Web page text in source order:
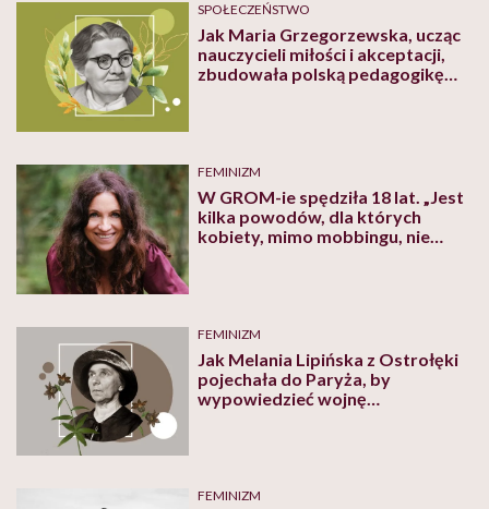
SPOŁECZEŃSTWO
Jak Maria Grzegorzewska, ucząc
nauczycieli miłości i akceptacji,
zbudowała polską pedagogikę
FEMINIZM
W GROM-ie spędziła 18 lat. „Jest
kilka powodów, dla których
kobiety, mimo mobbingu, nie
FEMINIZM
Jak Melania Lipińska z Ostrołęki
pojechała do Paryża, by
wypowiedzieć wojnę
FEMINIZM